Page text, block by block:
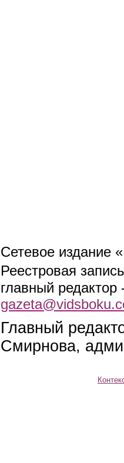
Сетевое издание
Реестровая
главный
Главный
Смирнова,